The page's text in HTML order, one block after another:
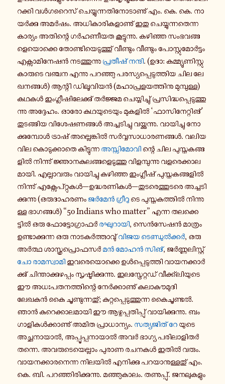
റ​ക്കി വൾ​ഗ​റൈ​സ് ചെ​യ്യു​ന്ന​തി​നോ​ടാ​ണു് എം. കെ. കെ. നാ​
യർ​ക്കു അമർഷം. അധി​കാ​രി​ക​ളാ​ണു് ഇതു ചെ​യ്യു​ന്ന​തെ​ന്ന
കാ​ര്യം അതി​ന്റെ ഗർ​ഹ​ണീ​യത കൂ​ട്ടു​ന്നു. കഴി​ഞ്ഞ സം​ഭ​വ​ങ്ങ​
ളെ​യൊ​ക്കെ തോ​ണ്ടി​യെ​ടു​ത്തു് വീ​ണ്ടും വീ​ണ്ടും പോ​സ്റ്റു​മോർ​ട്ടം
എക്സാ​മി​നേ​ഷൻ നട​ത്തു​ന്നു പ്ര​തീ​ഷ് നന്ദി. (ഉദാ: കമ്മ്യൂ​ണി​സ്റ്റു​
കാ​രു​ടെ വഞ്ചന എന്നു പറ​ഞ്ഞു പര​സ്യ​പ്പെ​ടു​ത്തിയ ചില ലേ​
ഖ​ന​ങ്ങൾ) ആന്റി ഡി​ലൂ​വി​യൻ (മഹാ​പ്ര​ള​യ​ത്തി​നു മു​മ്പു​ള്ള)
കഥകൾ ഇം​ഗ്ലീ​ഷി​ലേ​ക്കു് തർ​ജ്ജമ ചെ​യ്യി​ച്ചു് പ്ര​സി​ദ്ധ​പ്പെ​ടു​ത്തു​
ന്നു അദ്ദേ​ഹം. ഓരോ കഥ​യു​ടെ​യും മു​ക​ളിൽ ‘ഫാ​സി​നേ​റ്റി​ങ്’
തു​ട​ങ്ങിയ വി​ശേ​ഷ​ണ​ങ്ങൾ അച്ച​ടി​ച്ചു വയ്ക്കു​ന്നു. വാ​യി​ച്ചു നോ​
ക്കു​മ്പോൾ ട്രാ​ഷ് അല്ലെ​ങ്കിൽ സർ​വ്വ​സാ​ധാ​ര​ണ​ങ്ങൾ. വലിയ
വില കൊ​ടു​ക്കാ​തെ കി​ട്ടു​ന്ന അസ്സി​മോ​വി ന്റെ ചില പു​സ്ത​ക​ങ്ങ​
ളിൽ നി​ന്നു് ജ്ഞാ​ന​കു​ല​ങ്ങ​ളെ​ടു​ത്തു വി​ള​മ്പു​ന്നു വള​രെ​ക്കാ​ല​
മാ​യി. എല്ലാ​വ​രും വാ​യി​ച്ചു കഴി​ഞ്ഞ ഇം​ഗ്ലീ​ഷ് പു​സ്ത​ക​ങ്ങ​ളിൽ
നി​ന്നു് എക്സേ​പ്റ്റു​കൾ—ഉദ്ധ​ര​ണി​കൾ—തു​ട​രെ​ത്തു​ട​രെ അച്ച​ടി​
ക്കു​ന്നു (ഒരു​ദാ​ഹ​ര​ണം ജർമേൻ ഗ്രീ​റു ടെ പു​സ്ത​ക​ത്തിൽ നി​ന്നു​
ള്ള ഭാ​ഗ​ങ്ങൾ) “50 Indians who matter” എന്ന തല​ക്കെ​
ട്ടിൽ ഒരു ഫോ​ട്ടോ​ഗ്രാ​ഫർ രഘു​റാ​യി, സെൻ​സേ​ഷൻ മാ​ത്രം
ഉണ്ടാ​ക്കു​ന്ന ഒരു നാ​ട​കർ​ത്താ​വു്വിജയ ടെ​ണ്ഡുൽ​ക്കർ, ഒരു
അർത്ഥ ശാ​സ്ത്ര​പ്രൊ​ഫ​സർ മൻ മോഹൻ സിങ്, ജർ​ണ്ണ​ലി​സ്റ്റ്
ചോ രാ​മ​സ്വാ​മി ഇവ​രെ​യൊ​ക്കെ ഉൾ​പ്പെ​ടു​ത്തി വാ​യ​ന​ക്കാർ​
ക്കു് ചി​ന്താ​ക്കു​ഴ​പ്പം സൃ​ഷ്ടി​ക്കു​ന്നു. ഇല​സ്ട്രേ​റ്റ​ഡ് വീ​ക്ക്ലി​യു​ടെ
ഈ അധഃ​പ​ത​ന​ത്തി​ന്റെ നേർ​ക്കാ​ണു് കലാ​കൗ​മു​ദി
ലേഖകൻ കൈ ചൂ​ണ്ടു​ന്ന​തു്; കു​റ്റ​പ്പെ​ടു​ത്തു​ന്ന കൈ​ചൂ​ണ്ടൽ.
ഞാൻ കു​റെ​ക്കാ​ല​മാ​യി ഈ ആഴ്ച​പ്പ​തി​പ്പു് വാ​യി​ക്കു​ന്നു. ബം​
ഗാ​ളി​കൾ​ക്കാ​ണു് അമിത പ്രാ​ധാ​ന്യം. സത്യ​ജി​ത് റേ യുടെ
അച്ഛ​നാ​യാൽ, അപ്പൂ​പ്പ​നാ​യാൽ അവർ ഭാഗ്യ പരി​ലാ​ളി​തർ
തന്നെ. അവ​രു​ടെ​യെ​ല്ലാം പുരാണ രചനകൾ ഇതിൽ വരും.
വാ​യ​ന​ക്കാ​ര​നെ​ന്ന നി​ല​യിൽ എനി​ക്കു പറ​യാ​നു​ള്ള​തു് എം.
കെ. ബി. പറ​ഞ്ഞി​രി​ക്കു​ന്നു. മഞ്ഞു​കാ​ലം. തണു​പ്പു്. ജന​ലു​ക​ളും